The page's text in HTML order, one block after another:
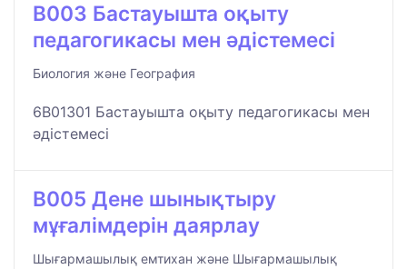
B003 Бастауышта оқыту
педагогикасы мен әдістемесі
Биология және География
6B01301 Бастауышта оқыту педагогикасы мен
әдістемесі
B005 Дене шынықтыру
мұғалімдерін даярлау
Шығармашылық емтихан және Шығармашылық